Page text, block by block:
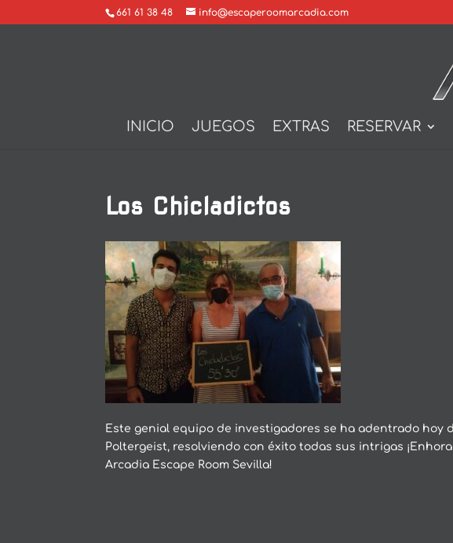
661 61 38 48 info@escaperoomarcadia.com
INICIO JUEGOS EXTRAS RESERVAR
Los Chicladictos
Este genial equipo de investigadores se ha adentrado hoy
Poltergeist, resolviendo con éxito todas sus intrigas
Arcadia Escape Room Sevilla!